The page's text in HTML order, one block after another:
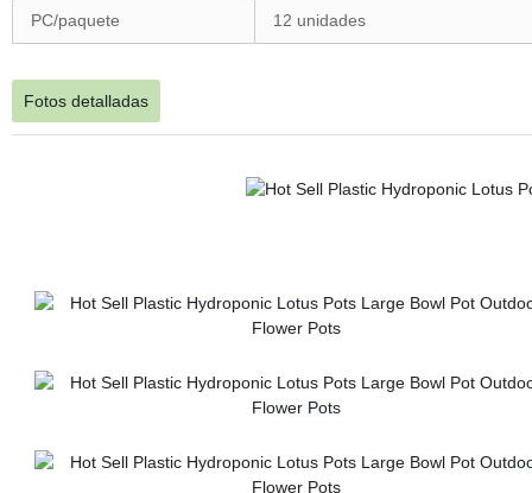
PC/paquete 12 unidades
Fotos detalladas